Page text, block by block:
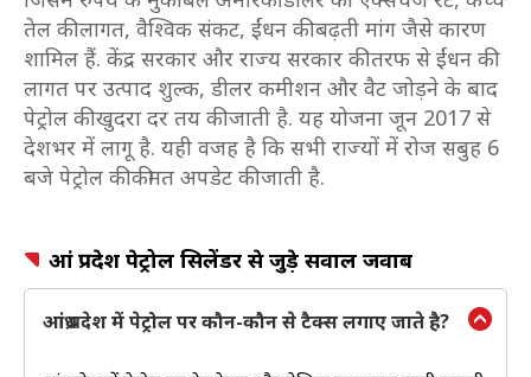
तेल की लागत, वैश्विक संकट, ईंधन की बढ़ती मांग जैसे कारण
शामिल हैं. केंद्र सरकार और राज्य सरकार की तरफ से ईंधन की
लागत पर उत्पाद शुल्क, डीलर कमीशन और वैट जोड़ने के बाद
पेट्रोल की खुदरा दर तय की जाती है. यह योजना जून 2017 से
देशभर में लागू है. यही वजह है कि सभी राज्यों में रोज सबुह 6
बजे पेट्रोल की कीमत अपडेट की जाती है.
आंध्र प्रदेश पेट्रोल सिलेंडर से जुड़े सवाल जवाब
आंध्र प्रदेश में पेट्रोल पर कौन-कौन से टैक्स लगाए जाते है?